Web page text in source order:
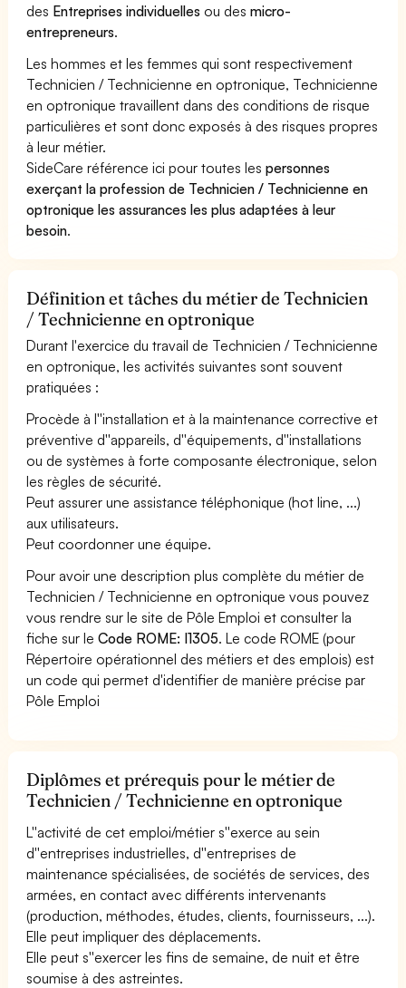
des Entreprises individuelles ou desmicro-
entrepreneurs.
Les hommes et les femmes qui sont respectivement
Technicien / Technicienne en optronique, Technicienne
en optronique travaillent dans des conditions de risque
particulières et sont donc exposés à des risques propres
à leur métier.
SideCare référence ici pour toutes lespersonnes
exerçant la profession de Technicien / Technicienne en
optronique les assurances les plus adaptées à leur
besoin.
Définition et tâches du métier de Technicien
/ Technicienne en optronique
Durant l'exercice du travail de Technicien / Technicienne
en optronique, les activités suivantes sont souvent
pratiquées :
Procède à l''installation et à la maintenance corrective et
préventive d''appareils, d''équipements, d''installations
ou de systèmes à forte composante électronique, selon
les règles de sécurité.
Peut assurer une assistance téléphonique (hot line, ...)
aux utilisateurs.
Peut coordonner une équipe.
Pour avoir une description plus complète du métier de
Technicien / Technicienne en optronique vous pouvez
vous rendre sur le site de Pôle Emploi et consulter la
fiche sur leCode ROME: I1305. Le code ROME (pour
Répertoire opérationnel des métiers et des emplois) est
un code qui permet d'identifier de manière précise par
Pôle Emploi
Diplômes et prérequis pour le métier de
Technicien / Technicienne en optronique
L''activité de cet emploi/métier s''exerce au sein
d''entreprises industrielles, d''entreprises de
maintenance spécialisées, de sociétés de services, des
armées, en contact avec différents intervenants
(production, méthodes, études, clients, fournisseurs, ...).
Elle peut impliquer des déplacements.
Elle peut s''exercer les fins de semaine, de nuit et être
soumise à des astreintes.